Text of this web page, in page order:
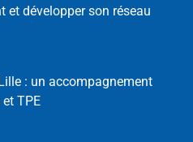
et développer son réseau
: un accompagnement
TPE